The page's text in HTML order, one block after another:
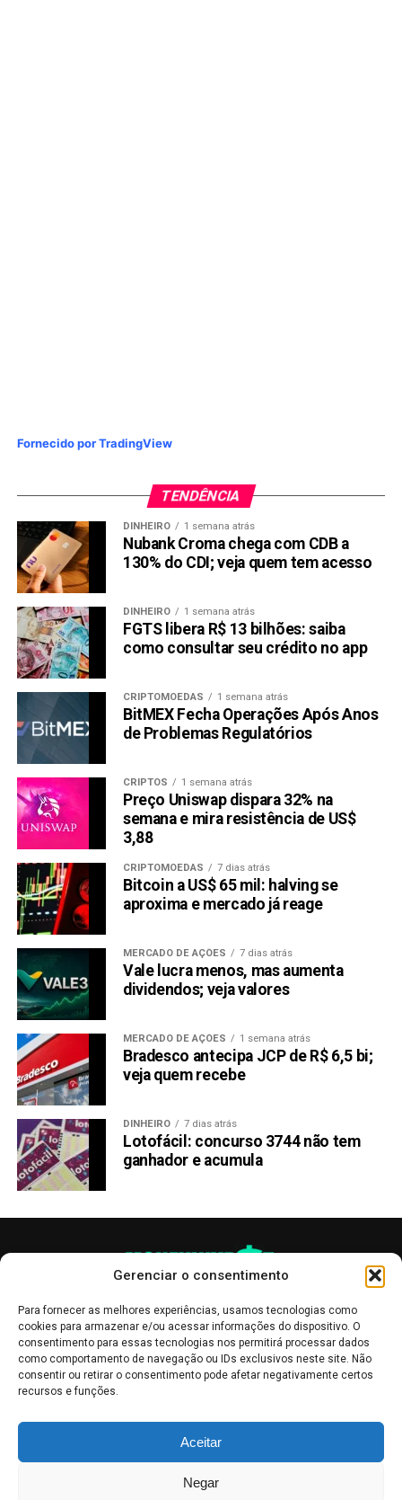
Gerenciar o consentimento
Para fornecer as melhores experiências, usamos tecnologias como
cookies para armazenar e/ou acessar informações do dispositivo. O
consentimento para essas tecnologias nos permitirá processar dados
como comportamento de navegação ou IDs exclusivos neste site. Não
consentir ou retirar o consentimento pode afetar negativamente certos
recursos e funções.
Aceitar
Negar
Fornecido por TradingView
TENDÊNCIA
DINHEIRO 1 semana atrás
Nubank Croma chega com CDB a
130% do CDI; veja quem tem acesso
DINHEIRO 1 semana atrás
FGTS libera R$ 13 bilhões: saiba
como consultar seu crédito no app
CRIPTOMOEDAS 1 semana atrás
BitMEX Fecha Operações Após Anos
de Problemas Regulatórios
CRIPTOS 1 semana atrás
Preço Uniswap dispara 32% na
semana e mira resistência de US$
3,88
CRIPTOMOEDAS 7 dias atrás
Bitcoin a US$ 65 mil: halving se
aproxima e mercado já reage
MERCADO DE AÇÕES 7 dias atrás
Vale lucra menos, mas aumenta
dividendos; veja valores
MERCADO DE AÇÕES 1 semana atrás
Bradesco antecipa JCP de R$ 6,5 bi;
veja quem recebe
DINHEIRO 7 dias atrás
Lotofácil: concurso 3744 não tem
ganhador e acumula
informativo, servindo como boletins de divulgação, e não devem ser
interpretadas como recomendações de investimento.Leia mais
Bolsa de Valores